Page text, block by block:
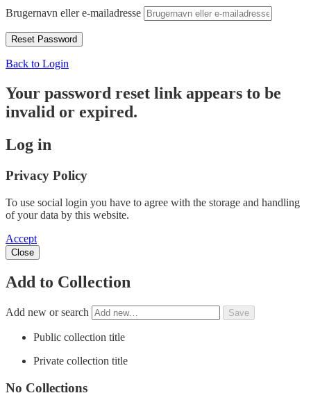
Brugernavn eller e-mailadresse
Back to Login
Your password reset link appears to be
invalid or expired.
Log in
Privacy Policy
To use social login you have to agree with the storage and handling
of your data by this website.
Accept
Close
Add to Collection
Add new or search
Public collection title
Private collection title
No Collections